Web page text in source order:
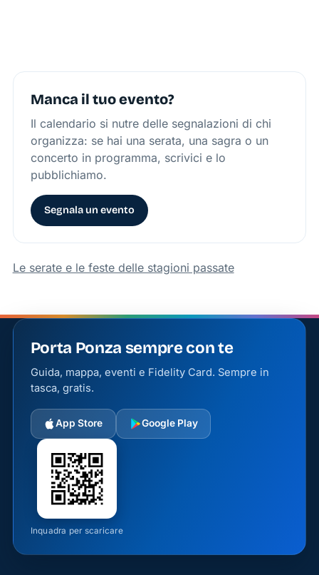
Manca il tuo evento?
Il calendario si nutre delle segnalazioni di chi
organizza: se hai una serata, una sagra o un
concerto in programma, scrivici e lo
pubblichiamo.
Segnala un evento
Le serate e le feste delle stagioni passate
Porta Ponza sempre con te
Guida, mappa, eventi e Fidelity Card. Sempre in
tasca, gratis.
App Store Google Play
Inquadra per scaricare